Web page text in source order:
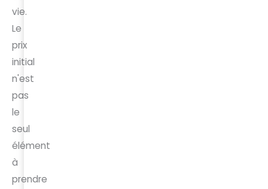
vie.
Le
prix
initial
n'est
pas
le
seul
élément
à
prendre